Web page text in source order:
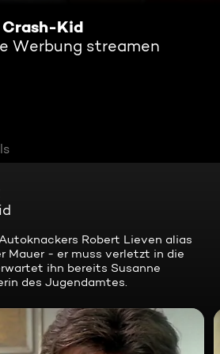
Crash-Kid
Werbung streamen
Robert Lieven alias
Mauer - er muss verletzt in die
ihn bereits Susanne
des Jugendamtes.